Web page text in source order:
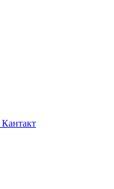
Кантакт